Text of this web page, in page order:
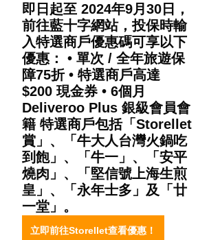
即日起至 2024年9月30日，
前往藍十字網站，投保時輸
入特選商戶優惠碼可享以下
優惠： • 單次 / 全年旅遊保
障75折 • 特選商戶高達
$200 現金券 • 6個月
Deliveroo Plus 銀級會員會
籍 特選商戶包括「Storellet
賞」、「牛大人台灣火鍋吃
到飽」、「牛一」、「安平
燒肉」、「堅信號上海生煎
皇」、「永年士多」及「廿
一堂」。
立即前往Storellet查看優惠！